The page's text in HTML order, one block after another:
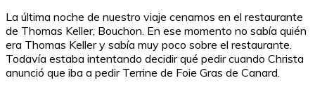
La última noche de nuestro viaje cenamos en el restaurante
de Thomas Keller, Bouchon. En ese momento no sabía quién
era Thomas Keller y sabía muy poco sobre el restaurante.
Todavía estaba intentando decidir qué pedir cuando Christa
anunció que iba a pedir Terrine de Foie Gras de Canard.